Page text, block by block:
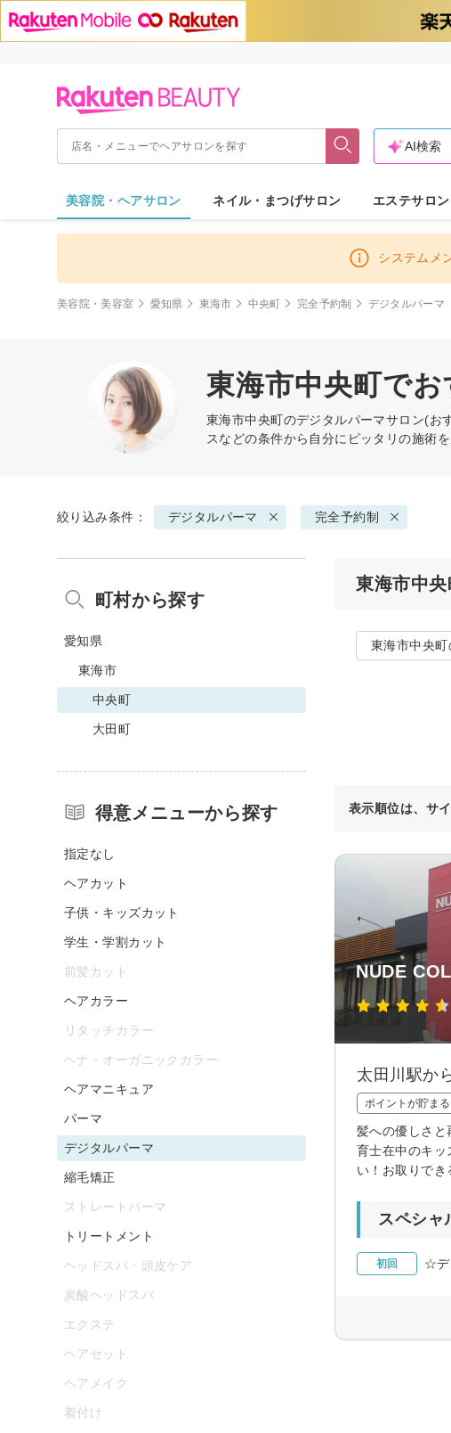
AI検索
美容院・ヘアサロン ネイル・まつげサロン エステサロン
システムメ
美容院・美容室 愛知県 東海市 中央町 完全予約制 デジタルパーマ
東海市中央町で
東海市中央町のデジタルパーマサロン(お
スなどの条件から自分にピッタリの施術
絞り込み条件： デジタルパーマ 完全予約制
東海市中
東海市中央
表示順位は、サ
NUDE
太田川駅か
ポイントが貯ま
髪への優しさ
育士在中のキ
い！お取りで
スペシャ
初回 ☆デ
町村から探す
愛知県
東海市
中央町
大田町
得意メニューから探す
指定なし
ヘアカット
子供・キッズカット
学生・学割カット
前髪カット
ヘアカラー
リタッチカラー
ヘナ・オーガニックカラー
ヘアマニキュア
パーマ
デジタルパーマ
縮毛矯正
ストレートパーマ
トリートメント
ヘッドスパ・頭皮ケア
炭酸ヘッドスパ
エクステ
ヘアセット
ヘアメイク
着付け